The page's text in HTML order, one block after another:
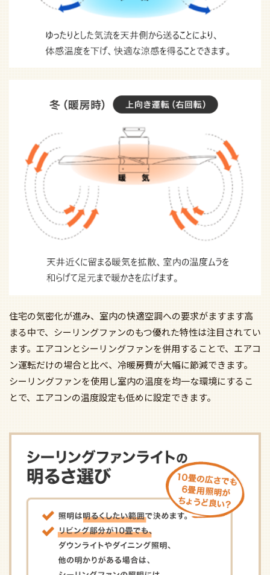
住宅の気密化が進み、室内の快適空調への要求がますます高
まる中で、シーリングファンのもつ優れた特性は注目されてい
ます。エアコンとシーリングファンを併用することで、エアコ
ン運転だけの場合と比べ、冷暖房費が大幅に節減できます。
シーリングファンを使用し室内の温度を均一な環境にするこ
とで、エアコンの温度設定も低めに設定できます。